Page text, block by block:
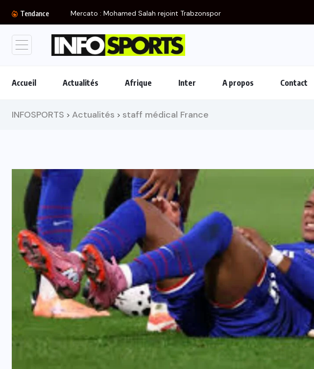
Tendance Mercato : Mohamed Salah rejoint Trabzonspor
Accueil Actualités Afrique Inter A propos Contact
INFOSPORTS > Actualités > staff médical France
INTER
Tour de France Femmes : Kim Le